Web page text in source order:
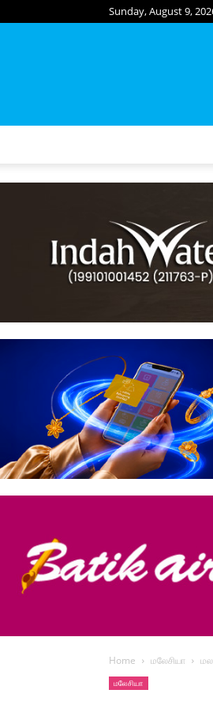
Sunday, August 9,
Home மலேசியா
மலேசியா